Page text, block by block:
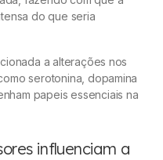
do que seria
a alterações nos
serotonina, dopamina
papeis essenciais na
influenciam a